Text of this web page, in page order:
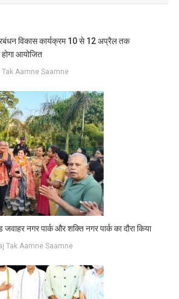
प्रबंधन विकास कार्यक्रम 10 से 12 अप्रैल तक
आयोजित
Tak Aamne Saamne
नगर पार्क और शक्ति नगर पार्क का दौरा किया
Tak Aamne Saamne